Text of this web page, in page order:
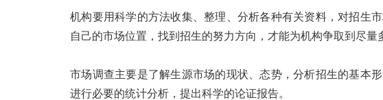
机构要用科学的方法收集、整理、分析各种有关资料，对招生
自己的市场位置，找到招生的努力方向，才能为机构争取到尽量
市场调查主要是了解生源市场的现状、态势，分析招生的基本
进行必要的统计分析，提出科学的论证报告。